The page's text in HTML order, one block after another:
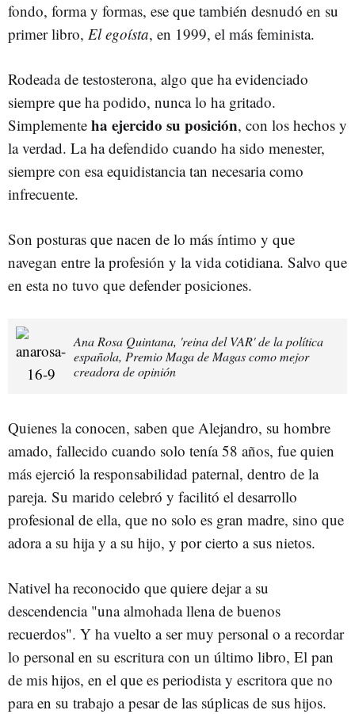
fondo, forma y formas, ese que también desnudó en su
primer libro, El egoísta, en 1999, el más feminista.
Rodeada de testosterona, algo que ha evidenciado
siempre que ha podido, nunca lo ha gritado.
Simplemente ha ejercido su posición, con los hechos y
la verdad. La ha defendido cuando ha sido menester,
siempre con esa equidistancia tan necesaria como
infrecuente.
Son posturas que nacen de lo más íntimo y que
navegan entre la profesión y la vida cotidiana. Salvo que
en esta no tuvo que defender posiciones.
Ana Rosa Quintana, 'reina del VAR' de la política
española, Premio Maga de Magas como mejor
creadora de opinión
Quienes la conocen, saben que Alejandro, su hombre
amado, fallecido cuando solo tenía 58 años, fue quien
más ejerció la responsabilidad paternal, dentro de la
pareja. Su marido celebró y facilitó el desarrollo
profesional de ella, que no solo es gran madre, sino que
adora a su hija y a su hijo, y por cierto a sus nietos.
Nativel ha reconocido que quiere dejar a su
descendencia "una almohada llena de buenos
recuerdos". Y ha vuelto a ser muy personal o a recordar
lo personal en su escritura con un último libro, El pan
de mis hijos, en el que es periodista y escritora que no
para en su trabajo a pesar de las súplicas de sus hijos.